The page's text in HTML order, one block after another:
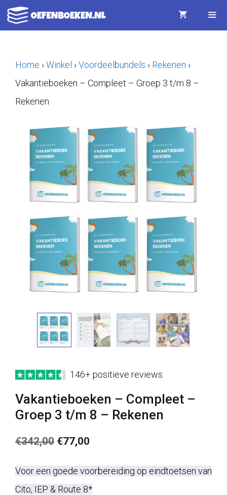
Ga
naar
inhoudHome ›Winkel ›Voordeelbundels › Rekenen ›
Vakantieboeken – Compleet – Groep 3 t/m 8 –
Rekenen
146+ positieve reviews
Vakantieboeken – Compleet –
Groep 3 t/m 8 – Rekenen
€342,00 Oorspronkelijke
was:
€77,00
is:
Voor een goede voorbereiding op eindtoetsen van
Cito, IEP & Route 8*